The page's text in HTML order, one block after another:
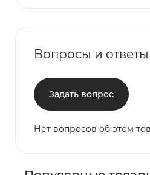
Вопросы и ответы
Задать вопрос
Нет вопросов об этом